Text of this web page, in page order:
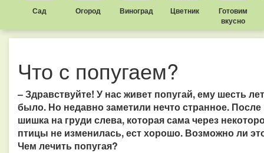
Сад Огород Виноград Цветник
Готовим
вкусно
Что с попугаем?
– Здравствуйте! У нас живет попугай, ему шесть
было. Но недавно заметили нечто странное.
шишка на груди слева, которая сама через
птицы не изменилась, ест хорошо. Возможно ли
Чем лечить попугая?